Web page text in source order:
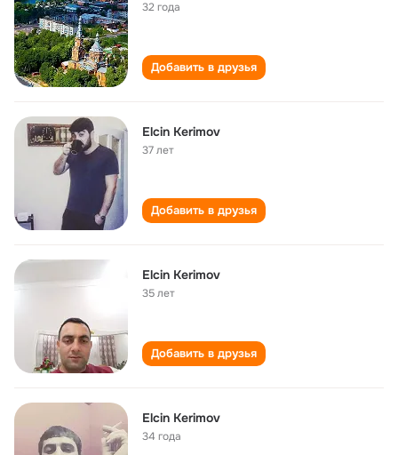
32 года
Добавить в друзья
Elcin Kerimov
37 лет
Добавить в друзья
Elcin Kerimov
35 лет
Добавить в друзья
Elcin Kerimov
34 года